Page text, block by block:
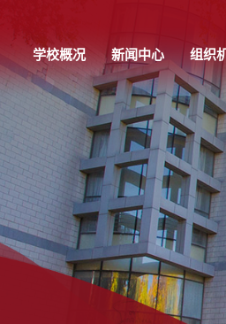
学校概况 新闻中心 组织